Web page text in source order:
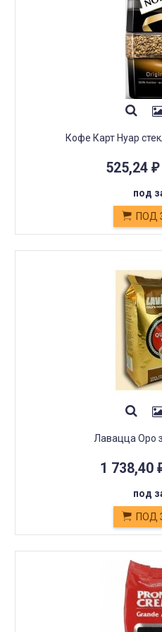
Кофе Карт Нуар
525,24 ₽
под
ПОД
Лавацца Оро
1 738,40
под
ПОД